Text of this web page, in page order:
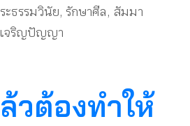
ะธรรมวินัย, รักษาศีล, สัมมา
เจริญปัญญา
วต้องทำให้